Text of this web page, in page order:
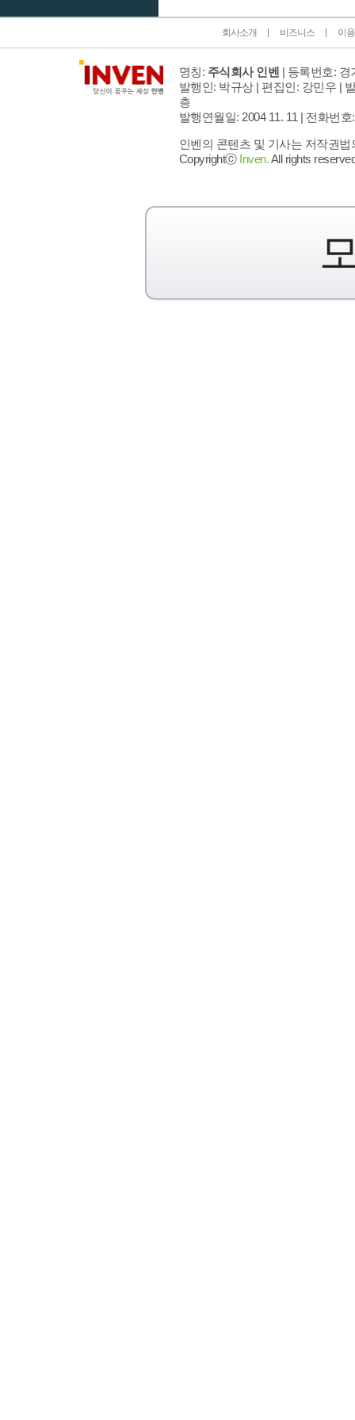
회사소개 비즈니스 이
명칭: 주식회사 인벤 | 등록번호: 경
발행인: 박규상 | 편집인: 강민우 |
층
발행연월일: 2004 11. 11 | 전화번호
인벤의 콘텐츠 및 기사는 저작권
Copyrightⓒ Inven.All rights